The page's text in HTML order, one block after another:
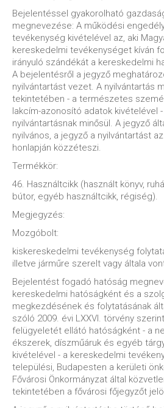
Bejelentéssel gyakorolható
megnevezése: A működési
tevékenység kivételével az, aki
kereskedelmi tevékenységet kíván
irányuló szándékát a kereskedelmi
A bejelentésről a jegyző
nyilvántartást vezet. A nyilvántartás
tekintetében - a természetes
lakcím-azonosító adatok kivételével
nyilvántartásnak minősül. A jegyző
nyilvános, a jegyző a nyilvántartást
honlapján közzéteszi.
Termékkör:
46. Használtcikk (használt könyv,
bútor, egyéb használtcikk, régiség).
Megjegyzés:
Mozgóbolt:
kiskereskedelmi tevékenység
illetve járműre szerelt vagy általa
Bejelentést fogadó hatóság
kereskedelmi hatóságként és a
megkezdésének és folytatásának
szóló 2009. évi LXXVI. törvény
felügyeletét ellátó hatóságként - a
ékszerek, díszműáruk és egyéb
kivételével - a kereskedelmi
települési, Budapesten a kerületi
Fővárosi Önkormányzat által
tekintetében a fővárosi főjegyzőt